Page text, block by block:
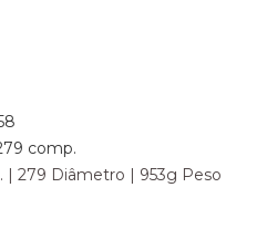
comp.
| 279 Diâmetro | 953g Peso